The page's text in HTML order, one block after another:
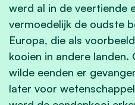
werd al in de veertiende
vermoedelijk de oudste
Europa, die als
kooien in andere landen.
wilde eenden er
later voor